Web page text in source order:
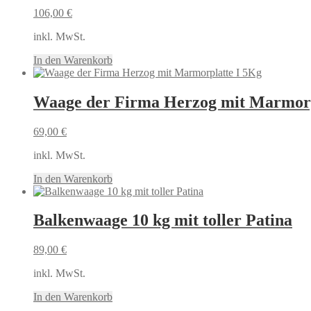
106,00 €
inkl. MwSt.
In den Warenkorb
Waage der Firma Herzog mit
69,00 €
inkl. MwSt.
In den Warenkorb
Balkenwaage 10 kg mit toller Patina
89,00 €
inkl. MwSt.
In den Warenkorb